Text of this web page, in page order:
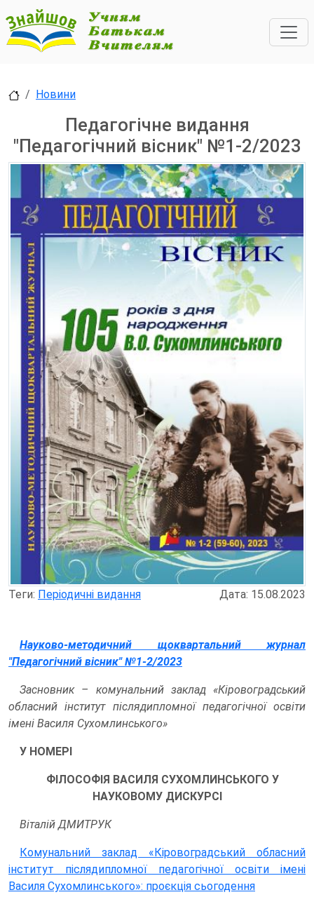
Новини
Педагогічне видання
"Педагогічний вісник" №1-2/2023
Теги: Періодичні видання Дата: 15.08.2023
Науково-методичний щоквартальний журнал
"Педагогічний вісник" №1-2/2023
Засновник – комунальний заклад «Кіровоградський
обласний інститут післядипломної педагогічної освіти
імені Василя Сухомлинського»
У НОМЕРІ
ФІЛОСОФІЯ ВАСИЛЯ СУХОМЛИНСЬКОГО У
НАУКОВОМУ ДИСКУРСІ
Віталій ДМИТРУК
Комунальний заклад «Кіровоградський обласний
інститут післядипломної педагогічної освіти імені
Василя Сухомлинського»: проєкція сьогодення